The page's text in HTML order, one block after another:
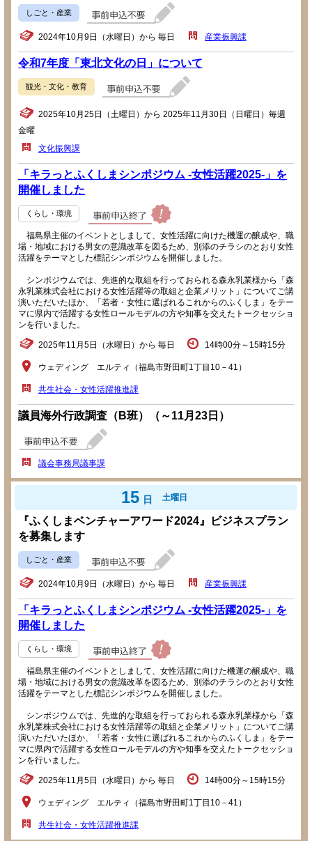
しごと・産業
2024年10月9日（水曜日）から 毎日 産業振興課
令和7年度「東北文化の日」について
観光・文化・教育
2025年10月25日（土曜日）から 2025年11月30日（日曜日）毎週
金曜
文化振興課
「キラっとふくしまシンポジウム -女性活躍2025-」を
開催しました
くらし・環境
福島県主催のイベントとしまして、女性活躍に向けた機運の醸成や、職
場・地域における男女の意識改革を図るため、別添のチラシのとおり女性
活躍をテーマとした標記シンポジウムを開催しました。
シンポジウムでは、先進的な取組を行っておられる森永乳業様から「森
永乳業株式会社における女性活躍等の取組と企業メリット」についてご講
演いただいたほか、「若者・女性に選ばれるこれからのふくしま」をテー
マに県内で活躍する女性ロールモデルの方や知事を交えたトークセッショ
ンを行いました。
2025年11月5日（水曜日）から 毎日 14時00分～15時15分
ウェディング エルティ（福島市野田町1丁目10－41）
共生社会・女性活躍推進課
議員海外行政調査（B班）（～11月23日）
議会事務局議事課
15 日 土曜日
『ふくしまベンチャーアワード2024』ビジネスプラン
を募集します
しごと・産業
2024年10月9日（水曜日）から 毎日 産業振興課
「キラっとふくしまシンポジウム -女性活躍2025-」を
開催しました
くらし・環境
福島県主催のイベントとしまして、女性活躍に向けた機運の醸成や、職
場・地域における男女の意識改革を図るため、別添のチラシのとおり女性
活躍をテーマとした標記シンポジウムを開催しました。
シンポジウムでは、先進的な取組を行っておられる森永乳業様から「森
永乳業株式会社における女性活躍等の取組と企業メリット」についてご講
演いただいたほか、「若者・女性に選ばれるこれからのふくしま」をテー
マに県内で活躍する女性ロールモデルの方や知事を交えたトークセッショ
ンを行いました。
2025年11月5日（水曜日）から 毎日 14時00分～15時15分
ウェディング エルティ（福島市野田町1丁目10－41）
共生社会・女性活躍推進課